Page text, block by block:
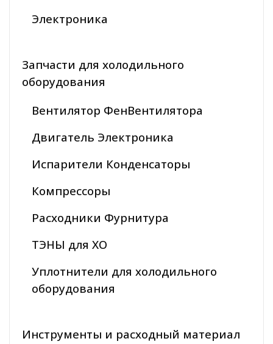
Электроника
Запчасти для холодильного
оборудования
Вентилятор ФенВентилятора
Двигатель Электроника
Испарители Конденсаторы
Компрессоры
Расходники Фурнитура
ТЭНЫ для ХО
Уплотнители для холодильного
оборудования
Инструменты и расходный материал